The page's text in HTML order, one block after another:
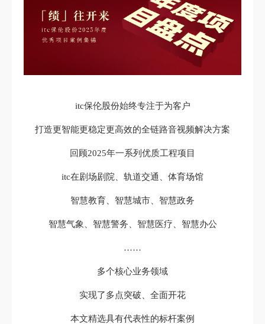
itc保伦股份始终专注于为客户
打造更智能更稳定更高效的全链路音视频解决方案
回顾2025年一系列优质工程项目
itc在剧场剧院、轨道交通、体育场馆
智慧教育、智慧城市、智慧政务
智慧气象、智慧警务、智慧医疗、智慧办公
……
多个核心业务领域
实现了多点突破、全面开花
本文精选具有代表性的标杆案例